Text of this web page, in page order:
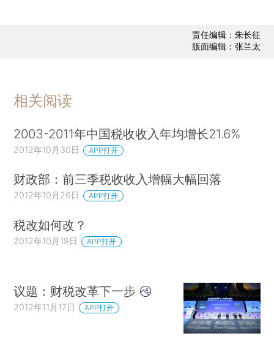
责任编辑：朱长征
版面编辑：张兰太
相关阅读
2003-2011年中国税收收入年均增长21.6%
2012年10月30日 APP打开
财政部：前三季税收收入增幅大幅回落
2012年10月26日 APP打开
税改如何改？
2012年10月19日 APP打开
议题：财税改革下一步
2012年11月17日 APP打开